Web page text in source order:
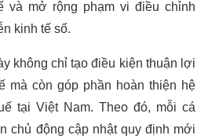
và mở rộng phạm vi điều chỉnh
kinh tế số.
không chỉ tạo điều kiện thuận lợi
mà còn góp phần hoàn thiện hệ
tại Việt Nam. Theo đó, mỗi cá
chủ động cập nhật quy định mới